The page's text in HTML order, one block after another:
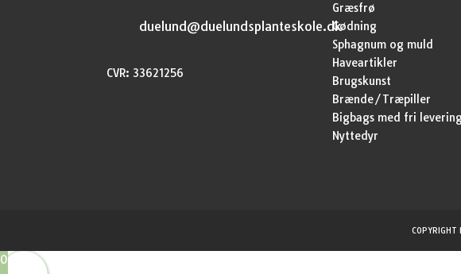
duelund@duelundsplanteskole.dk
CVR: 33621256
Græsfrø
Gødning
Sphagnum og muld
Haveartikler
Brugskunst
Brænde/Træpiller
Bigbags med fri levering
Nyttedyr
0